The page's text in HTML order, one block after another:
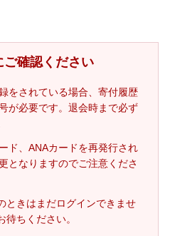
ご確認ください
をされている場合、寄付履歴
が必要です。退会時まで必ず
ド、ANAカードを再発行され
となりますのでご注意くださ
ときはまだログインできませ
待ちください。